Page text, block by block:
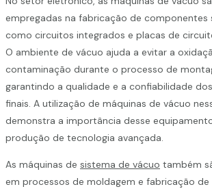
empregadas na fabricação de componentes
como circuitos integrados e placas de
O ambiente de vácuo ajuda a evitar a
contaminação durante o processo de
garantindo a qualidade e a confiabilidade
finais. A utilização de máquinas de vácuo
demonstra a importância desse
produção de tecnologia avançada.
As máquinas de sistema de vácuo também
em processos de moldagem e fabricação de